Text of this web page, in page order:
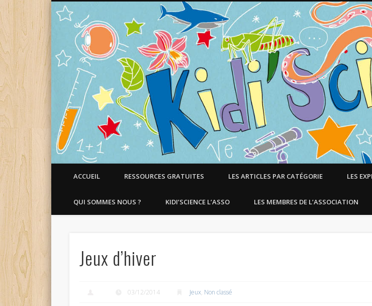
Faire aimer les Sciences aux Enfants !
ACCUEIL RESSOURCES GRATUITES LES ARTICLES PAR CATÉGORIE LES
QUI SOMMES NOUS ? KIDI’SCIENCE L’ASSO LES MEMBRES DE L’ASSOCIATION
Jeux d’hiver
03/12/2014 Jeux, Non classé